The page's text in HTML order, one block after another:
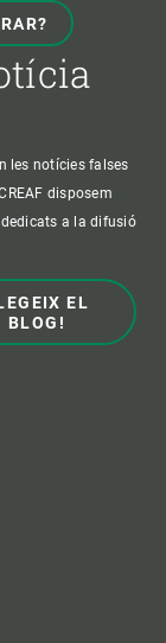
les notícies falses
disposem
a la difusió
EL
BLOG!